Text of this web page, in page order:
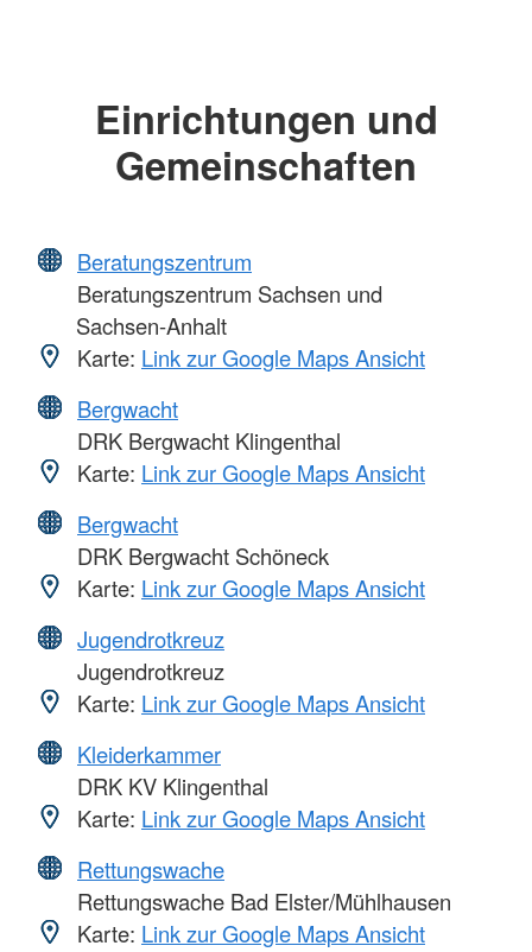
Einrichtungen und
Gemeinschaften
Beratungszentrum
Beratungszentrum Sachsen und
Sachsen-Anhalt
Karte: Link zur Google Maps Ansicht
Bergwacht
DRK Bergwacht Klingenthal
Karte: Link zur Google Maps Ansicht
Bergwacht
DRK Bergwacht Schöneck
Karte: Link zur Google Maps Ansicht
Jugendrotkreuz
Jugendrotkreuz
Karte: Link zur Google Maps Ansicht
Kleiderkammer
DRK KV Klingenthal
Karte: Link zur Google Maps Ansicht
Rettungswache
Rettungswache Bad Elster/Mühlhausen
Karte: Link zur Google Maps Ansicht